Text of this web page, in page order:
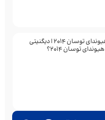
مقایسه دیگنیتی با هیوندای توسان 2014 | دیگنیتی
توسان 2014؟